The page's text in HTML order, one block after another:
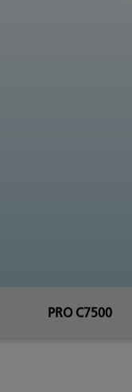
PRO C7500